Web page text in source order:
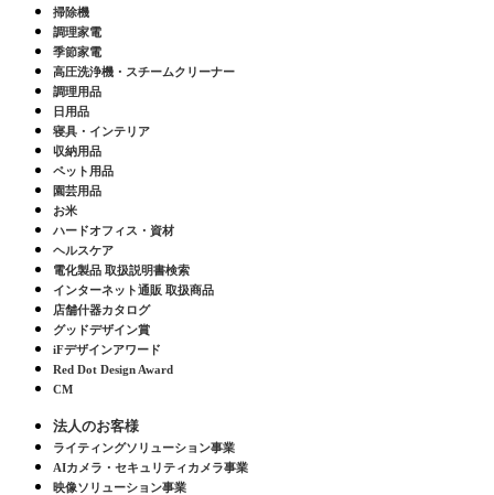
掃除機
調理家電
季節家電
高圧洗浄機・スチームクリーナー
調理用品
日用品
寝具・インテリア
収納用品
ペット用品
園芸用品
お米
ハードオフィス・資材
ヘルスケア
電化製品 取扱説明書検索
インターネット通販 取扱商品
店舗什器カタログ
グッドデザイン賞
iFデザインアワード
Red Dot Design Award
CM
法人のお客様
ライティングソリューション事業
AIカメラ・セキュリティカメラ事業
映像ソリューション事業